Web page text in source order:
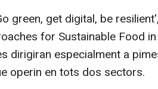
green, get digital, be
for Sustainable Food in
dirigiran especialment a
operin en tots dos sectors.